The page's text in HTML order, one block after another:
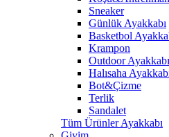
Sneaker
Günlük Ayakkabı
Basketbol
Krampon
Outdoor Ayakkabı
Halısaha
Bot&Çizme
Terlik
Sandalet
Tüm Ürünler Ayakkabı